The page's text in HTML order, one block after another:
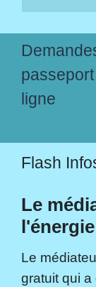
ligne
Flash
Le
l'énergie
Le
gratuit qui a